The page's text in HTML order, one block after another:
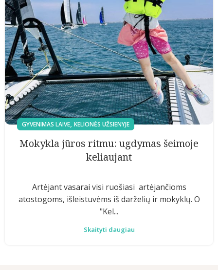
GYVENIMAS LAIVE, KELIONĖS UŽSIENYJE
Mokykla jūros ritmu: ugdymas šeimoje
keliaujant
Artėjant vasarai visi ruošiasi artėjančioms
atostogoms, išleistuvėms iš darželių ir mokyklų. O
"Kel...
Skaityti daugiau